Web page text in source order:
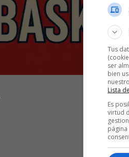
Tus
ser
bien
Lista
Es
virtud